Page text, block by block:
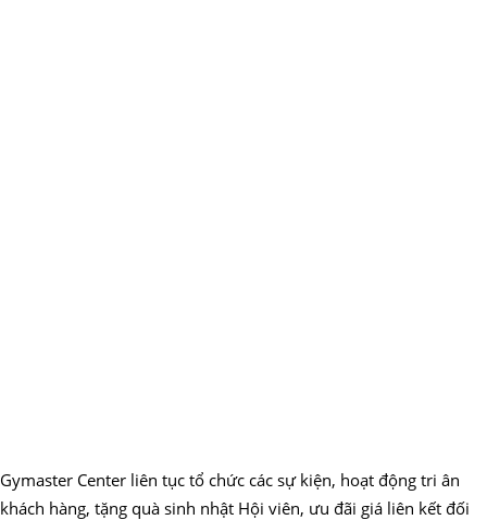
Gymaster Center liên tục tổ chức các sự kiện, hoạt động tri ân
khách hàng, tặng quà sinh nhật Hội viên, ưu đãi giá liên kết đối